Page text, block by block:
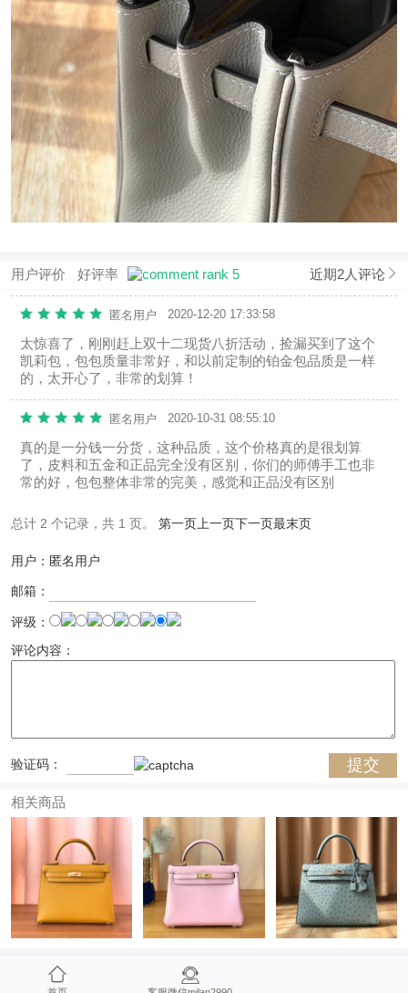
用户评价 好评率 近期2人评论
匿名用户 2020-12-20 17:33:58
太惊喜了，刚刚赶上双十二现货八折活动，捡漏买到了这个
凯莉包，包包质量非常好，和以前定制的铂金包品质是一样
的，太开心了，非常的划算！
匿名用户 2020-10-31 08:55:10
真的是一分钱一分货，这种品质，这个价格真的是很划算
了，皮料和五金和正品完全没有区别，你们的师傅手工也非
常的好，包包整体非常的完美，感觉和正品没有区别
总计 2 个记录，共 1 页。 第一页 上一页下一页最末页
用户：匿名用户
邮箱：
评级：
评论内容：
验证码：
相关商品